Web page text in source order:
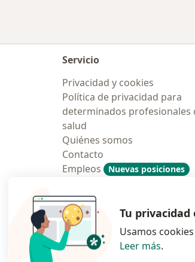
Servicio
Privacidad y cookies
Política de privacidad para
determinados profesionales
salud
Quiénes somos
Contacto
Empleos
Nuevas posiciones
Contratación
Polska
Tu
Usamos
Leer más.